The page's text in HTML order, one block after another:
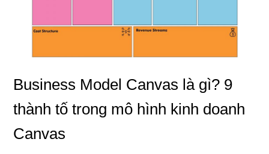
Business Model Canvas là gì? 9
thành tố trong mô hình kinh doanh
Canvas